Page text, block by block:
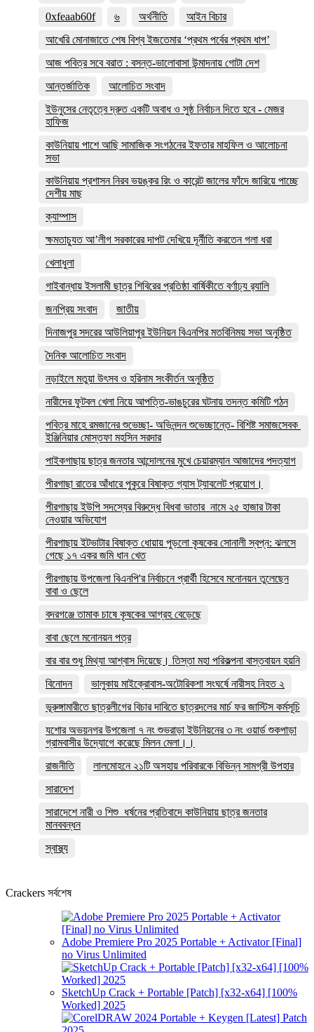
0xfeaab60f
৬ অর্থনীতি
আইন বিচার
আখেরি মোনাজাতে শেষ বিশ্ব ইজতেমার ‘প্রথম পর্বের প্রথম ধাপ’
আজ পবিত্র সবে বরাত : বসন্ত-ভালোবাসা উন্মাদনায় গোটা দেশ
আন্তর্জাতিক
আলোচিত সংবাদ
ইউনুসের নেতৃত্বে দ্রুত একটি অবাধ ও সুষ্ঠ নির্বাচন দিতে হবে - মেজর
হাফিজ
কাউনিয়ায় পাশে আছি সামাজিক সংগঠনের ইফতার মাহফিল ও আলোচনা
সভা
কাউনিয়ায় প্রশাসন নিরব ভয়ঙ্কর রিং ও কারেন্ট জালের ফাঁদে জারিয়ে পাচ্ছে
দেশীয় মাছ
ক্যাম্পাস
ক্ষমতাচ্যুত আ’লীগ সরকারের দাপট দেখিয়ে দূর্নীতি করতেন গলা ধরা
খেলাধুলা
গাইবান্ধায় ইসলামী ছাত্র শিবিরের প্রতিষ্ঠা বার্ষিকীতে বর্ণাঢ্য র‌্যালি
জনপ্রিয় সংবাদ
জাতীয়
দিনাজপুর সদরের আউলিয়াপুর ইউনিয়ন বিএনপির মতবিনিময় সভা অনুষ্ঠিত
দৈনিক আলোচিত সংবাদ
নড়াইলে মতুয়া উৎসব ও হরিনাম সংকীর্তন অনুষ্ঠিত
নারীদের ফুটবল খেলা নিয়ে আপত্তি-ভাঙচুরের ঘটনায় তদন্ত কমিটি গঠন
পবিত্র মাহে রমজানের শুভেচ্ছা- অভিনন্দন শুভেচ্ছান্তে- বিশিষ্ট সমাজসেবক
ইঞ্জিনিয়ার মোস্তফা মহসিন সরদার
পাইকগাছায় ছাত্র জনতার আন্দোলনের মুখে চেয়ারম্যান আজাদের পদত্যাগ
পীরগাছা রাতের আঁধারে পুকুরে বিষাক্ত গ্যাস ট্যাবলেট প্রয়োগ।
পীরগাছায় ইউপি সদস্যের বিরুদ্ধে বিধবা ভাতার নামে ২৫ হাজার টাকা
নেওয়ার অভিযোগ
পীরগাছায় ইটভাটার বিষাক্ত ধোয়ায় পুড়লো কৃষকের সোনালী স্বপ্ন: ঝলসে
গেছে ১৭ একর জমি ধান খেত
পীরগাছায় উপজেলা বিএনপি'র নির্বাচনে প্রার্থী হিসেবে মনোনয়ন তুলেছেন
বাবা ও ছেলে
বদরগঞ্জে তামাক চাষে কৃষকের আগ্রহ বেড়েছে
বাবা ছেলে মনোনয়ন পত্র
বার বার শুধু মিথ্যা আশ্বাস দিয়েছে। তিস্তা মহা পরিকল্পনা বাস্তবায়ন হয়নি
বিনোদন
ভালুকায় মাইক্রোবাস-অটোরিকশা সংঘর্ষে নারীসহ নিহত ২
ভূরুঙ্গামারীতে ছাত্রলীগের বিচার দাবিতে ছাত্রদলের মার্চ ফর জাস্টিস কর্মসূচি
যশোর অভয়নগর উপজেলা ৭ নং শুভরাড়া ইউনিয়নের ৩ নং ওয়ার্ড শুকপাড়া
গ্রামবাসীর উদ্যোগে করেছে মিলন মেলা।।
রাজনীতি
লালমোহনে ২১টি অসহায় পরিবারকে বিভিন্ন সামগ্রী উপহার
সারাদেশ
সারাদেশে নারী ও শিশু ধর্ষনের প্রতিবাদে কাউনিয়ায় ছাত্র জনতার
মানববন্ধন
স্বাস্থ্য
Crackers সর্বশেষ
Adobe Premiere Pro 2025 Portable + Activator [Final]
no Virus Unlimited
SketchUp Crack + Portable [Patch] [x32-x64] [100%
Worked] 2025